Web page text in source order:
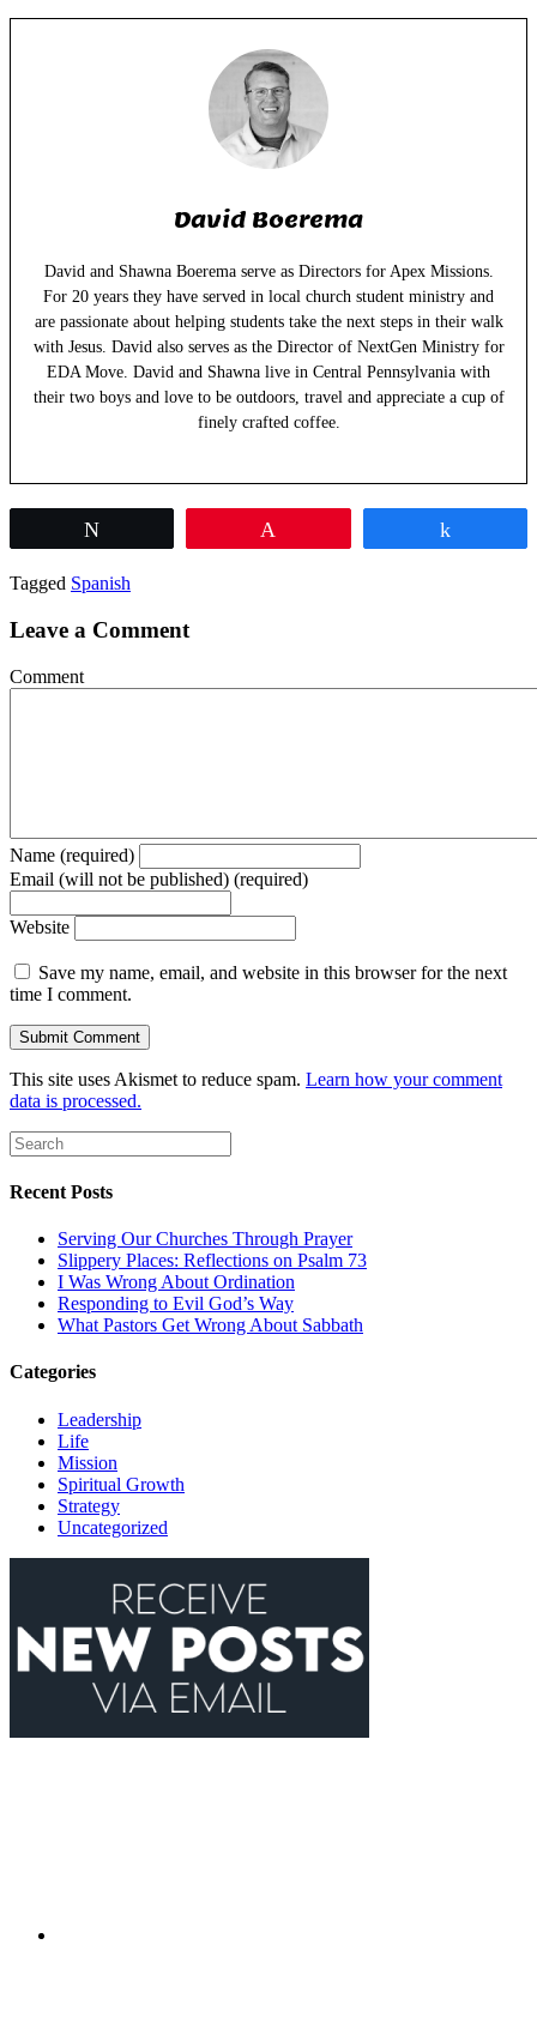
David Boerema
David and Shawna Boerema serve as Directors for Apex Missions.
For 20 years they have served in local church student ministry and
are passionate about helping students take the next steps in their walk
with Jesus. David also serves as the Director of NextGen Ministry for
EDA Move. David and Shawna live in Central Pennsylvania with
their two boys and love to be outdoors, travel and appreciate a cup of
finely crafted coffee.
Tagged Spanish
Leave a Comment
Comment
Name (required)
Email (will not be published) (required)
Website
Save my name, email, and website in this browser for the next
time I comment.
This site uses Akismet to reduce spam. Learn how your comment
data is processed.
Recent Posts
Serving Our Churches Through Prayer
Slippery Places: Reflections on Psalm 73
I Was Wrong About Ordination
Responding to Evil God’s Way
What Pastors Get Wrong About Sabbath
Categories
Leadership
Life
Mission
Spiritual Growth
Strategy
Uncategorized